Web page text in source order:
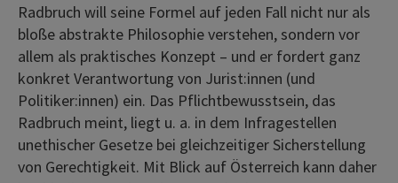
Radbruch will seine Formel auf jeden Fall nicht nur als
bloße abstrakte Philosophie verstehen, sondern vor
allem als praktisches Konzept – und er fordert ganz
konkret Verantwortung von Jurist:innen (und
Politiker:innen) ein. Das Pflichtbewusstsein, das
Radbruch meint, liegt u. a. in dem Infragestellen
unethischer Gesetze bei gleichzeitiger Sicherstellung
von Gerechtigkeit. Mit Blick auf Österreich kann daher